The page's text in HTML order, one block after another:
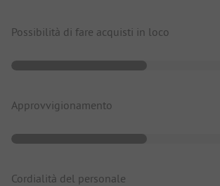
Possibilità di fare acquisti in loco
Approvvigionamento
Cordialità del personale